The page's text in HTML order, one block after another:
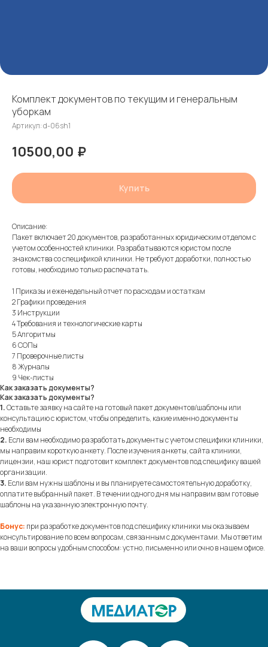
Комплект документов по текущим и генеральным
уборкам
Артикул:d-06sh1
10500,00 ₽
Купить
Описание:
Пакет включает 20 документов, разработанных юридическим отделом с
учетом особенностей клиники. Разрабатываются юристом после
знакомства со спецификой клиники. Не требуют доработки, полностью
готовы, необходимо только распечатать.
1 Приказы и еженедельный отчет по расходам и остаткам
2 Графики проведения
3 Инструкции
4 Требования и технологические карты
5 Алгоритмы
6 СОПы
7 Проверочные листы
8 Журналы
9 Чек-листы
Как заказать документы?
Как заказать документы?
1.Оставьте заявку на сайте на готовый пакет документов/шаблоны или
консультацию с юристом, чтобы определить, какие именно документы
необходимы
2. Если вам необходимо разработать документы с учетом специфики клиники,
мы направим короткую анкету. После изучения анкеты, сайта клиники,
лицензии, наш юрист подготовит комплект документов под специфику вашей
организации.
3. Если вам нужны шаблоны и вы планируете самостоятельную доработку,
оплатите выбранный пакет. В течении одного дня мы направим вам готовые
шаблоны на указанную электронную почту.
Бонус: при разработке документов под специфику клиники мы оказываем
консультирование по всем вопросам, связанным с документами. Мы ответим
на ваши вопросы удобным способом: устно, письменно или очно в нашем офисе.